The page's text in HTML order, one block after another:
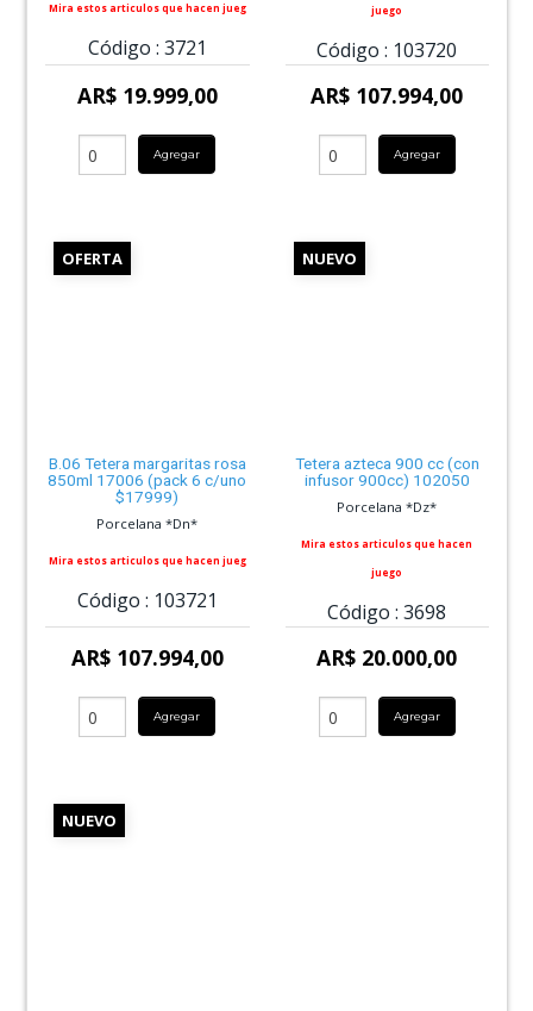
Mira estos articulos que hacen jueg
Código : 3721
AR$ 19.999,00
Agregar
juego
Código : 103720
AR$ 107.994,00
Agregar
OFERTA
B.06 Tetera margaritas rosa
850ml 17006 (pack 6 c/uno
$17999)
Porcelana *Dn*
Mira estos articulos que hacen jueg
Código : 103721
AR$ 107.994,00
Agregar
NUEVO
Tetera azteca 900 cc (con
infusor 900cc) 102050
Porcelana *Dz*
Mira estos articulos que hacen
juego
Código : 3698
AR$ 20.000,00
Agregar
NUEVO